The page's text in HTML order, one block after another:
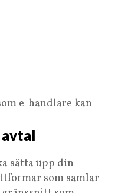
e-handlare kan
sätta upp din
som samlar